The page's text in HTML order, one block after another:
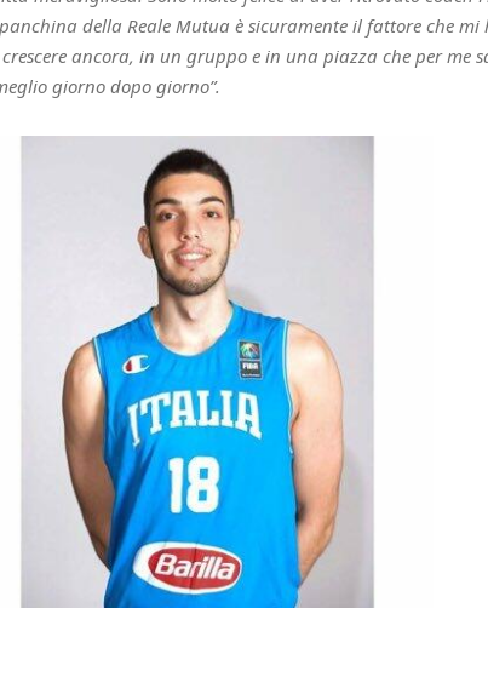
della Reale Mutua è sicuramente il fattore che
ancora, in un gruppo e in una piazza che per me
giorno dopo giorno”.